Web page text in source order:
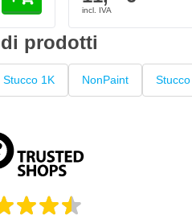
prodotti
Stucco 1K NonPaint